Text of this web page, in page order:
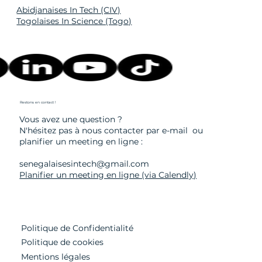
Restons en contact !
Vous avez une question ?
N'hésitez pas à nous contacter par e-mailou
planifier un meeting en ligne :
senegalaisesintech@gmail.com
Planifier un meeting en ligne (via Calendly)
Politique de Confidentialité
Politique de cookies
Mentions légales
Abidjanaises In Tech (CIV)
Togolaises In Science (Togo)